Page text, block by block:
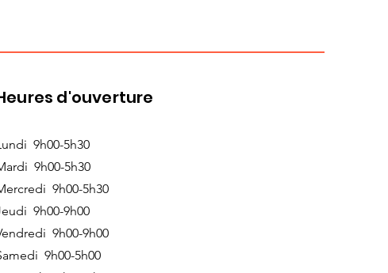
d'ouverture
9h00-5h30
9h00-5h30
9h00-5h30
9h00-9h00
9h00-9h00
9h00-5h00